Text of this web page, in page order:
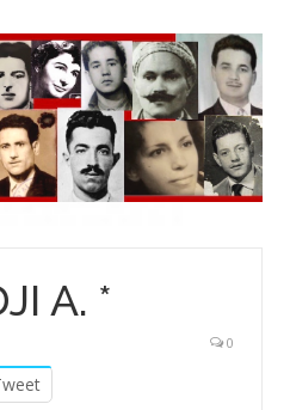
A. *
0